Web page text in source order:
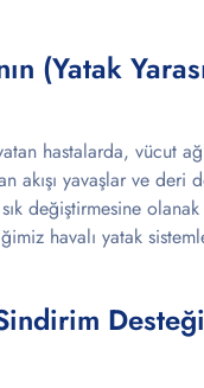
(Yatak
hastalarda, vücut
akışı yavaşlar ve
değiştirmesine
havalı yatak
Desteği